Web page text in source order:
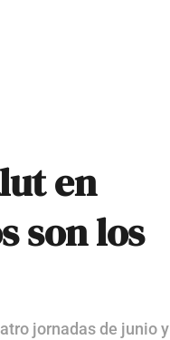
en
son los
jornadas de junio y